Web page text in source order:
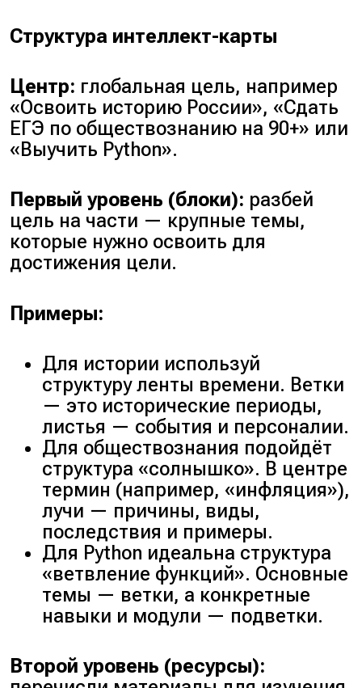
Структура интеллект-карты
Центр: глобальная цель, например
«Освоить историю России», «Сдать
ЕГЭ по обществознанию на 90+» или
«Выучить Python».
Первый уровень (блоки): разбей
цель на части — крупные темы,
которые нужно освоить для
достижения цели.
Примеры:
Для истории используй
структуруленты времени. Ветки
— это исторические периоды,
листья — события и персоналии.
Для обществознания подойдёт
структура «солнышко». В центре
термин (например, «инфляция»),
лучи — причины, виды,
последствия и примеры.
Для Python идеальна структура
«ветвление функций». Основные
темы — ветки, а конкретные
навыки и модули — подветки.
Второй уровень (ресурсы):